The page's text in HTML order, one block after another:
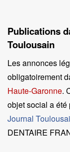
Publications
Toulousain
Les annonces
obligatoirement
Haute-Garonne.
objet social a
Journal
DENTAIRE